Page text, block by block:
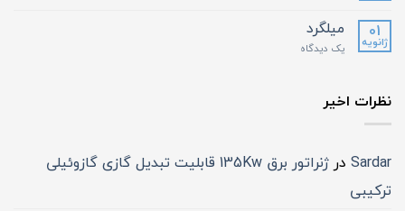
01
ژانویه
میلگرد
یک دیدگاه
نظرات اخیر
Sardar در
ژنراتور برق 135Kw قابلیت تبدیل گازی گازوئیلی
ترکیبی